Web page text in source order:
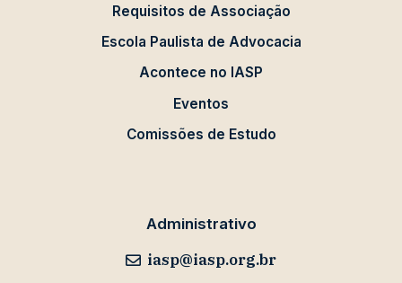
Requisitos de Associação
Escola Paulista de Advocacia
Acontece no IASP
Eventos
Comissões de Estudo
Administrativo
iasp@iasp.org.br